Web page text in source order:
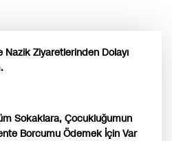
Nazik Ziyaretlerinden Dolayı
Sokaklara, Çocukluğumun
Borcumu Ödemek İçin Var